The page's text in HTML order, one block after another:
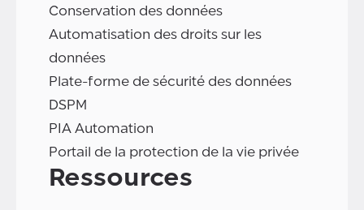
Conservation des données
Automatisation des droits sur les
données
Plate-forme de sécurité des données
DSPM
PIA Automation
Portail de la protection de la vie privée
Ressources